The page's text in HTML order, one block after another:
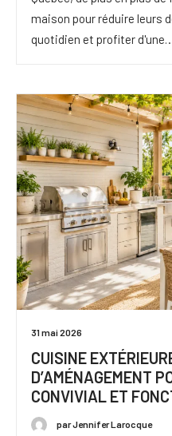
maison pour réduire leurs
quotidien et profiter
31 mai 2026
CUISINE
D’AMÉNAGEMENT
CONVIVIAL ET
par Jennifer Larocque